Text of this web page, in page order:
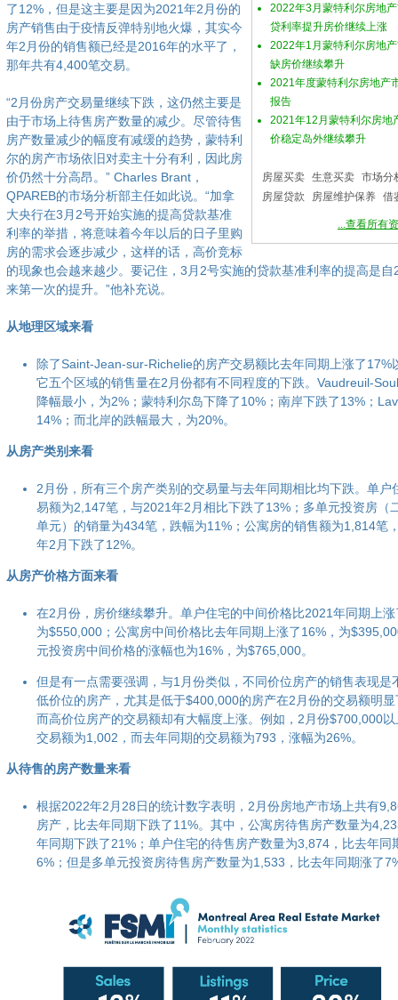
2022年3月蒙特利尔房地
贷利率提升房价继续上涨
2022年1月蒙特利尔房地
缺房价继续攀升
2021年度蒙特利尔房地产
报告
2021年12月蒙特利尔房地
价稳定岛外继续攀升
房屋买卖 生意买卖 市场分
房屋贷款
房屋维护保养 借
...查看所有
了12%，但是这主要是因为2021年2月份的
房产销售由于疫情反弹特别地火爆，其实今
年2月份的销售额已经是2016年的水平了，
那年共有4,400笔交易。
“2月份房产交易量继续下跌，这仍然主要是
由于市场上待售房产数量的减少。尽管待售
房产数量减少的幅度有减缓的趋势，蒙特利
尔的房产市场依旧对卖主十分有利，因此房
价仍然十分高昂。” Charles Brant，
QPAREB的市场分析部主任如此说。“加拿
大央行在3月2号开始实施的提高贷款基准
利率的举措，将意味着今年以后的日子里购
房的需求会逐步减少，这样的话，高价竞标
的现象也会越来越少。要记住，3月2号实施的贷款基准利率的提高是自
来第一次的提升。”他补充说。
从地理区域来看
除了Saint-Jean-sur-Richelie的房产交易额比去年同期上涨了17%
它五个区域的销售量在2月份都有不同程度的下跌。Vaudreuil-
降幅最小，为2%；蒙特利尔岛下降了10%；南岸下跌了13%；
14%；而北岸的跌幅最大，为20%。
从房产类别来看
2月份，所有三个房产类别的交易量与去年同期相比均下跌。单户
易额为2,147笔，与2021年2月相比下跌了13%；多单元投资房（
单元）的销量为434笔，跌幅为11%；公寓房的销售额为1,814笔
年2月下跌了12%。
从房产价格方面来看
在2月份，房价继续攀升。单户住宅的中间价格比2021年同期上
为$550,000；公寓房中间价格比去年同期上涨了16%，为
元投资房中间价格的涨幅也为16%，为$765,000。
但是有一点需要强调，与1月份类似，不同价位房产的销售表现是
低价位的房产，尤其是低于$400,000的房产在2月份的交易额明
而高价位房产的交易额却有大幅度上涨。例如，2月份$700,000
交易额为1,002，而去年同期的交易额为793，涨幅为26%。
从待售的房产数量来看
根据2022年2月28日的统计数字表明，2月份房地产市场上共有
房产，比去年同期下跌了11%。其中，公寓房待售房产数量为
年同期下跌了21%；单户住宅的待售房产数量为3,874，比去年同
6%；但是多单元投资房待售房产数量为1,533，比去年同期涨了